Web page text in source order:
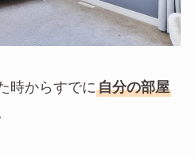
時からすでに自分の部屋